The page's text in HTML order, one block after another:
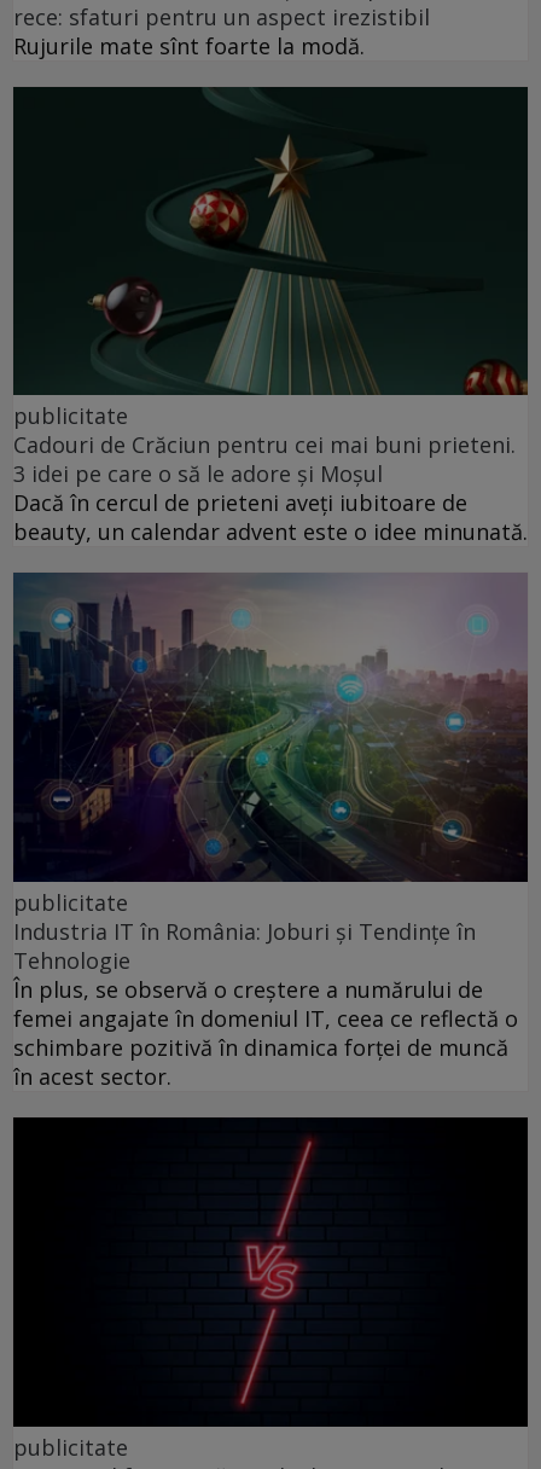
rece: sfaturi pentru un aspect irezistibil
Rujurile mate sînt foarte la modă.
publicitate
Cadouri de Crăciun pentru cei mai buni prieteni.
3 idei pe care o să le adore și Moșul
Dacă în cercul de prieteni aveți iubitoare de
beauty, un calendar advent este o idee minunată.
publicitate
Industria IT în România: Joburi și Tendințe în
Tehnologie
În plus, se observă o creștere a numărului de
femei angajate în domeniul IT, ceea ce reflectă o
schimbare pozitivă în dinamica forței de muncă
în acest sector.
publicitate